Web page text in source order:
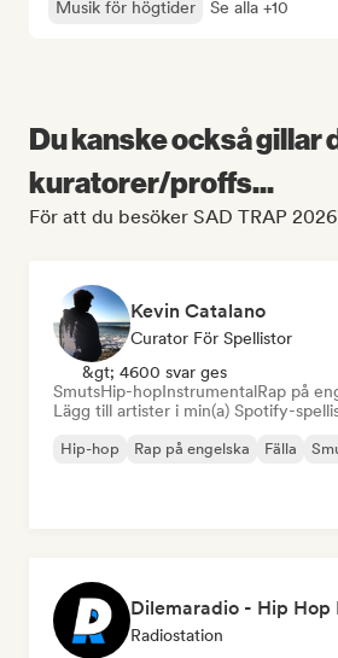
Musik för högtider Se alla +10
Du kanske också gillar
kuratorer/proffs...
För att du besöker SAD TRAP
Kevin Catalano
Curator För Spellistor
&gt; 4600 svar ges
SmutsHip-hopInstrumentalRap på
Lägg till artister i min(a) Spotify-
Hip-hop Rap på engelska Fälla
Dilemaradio - Hip Hop
Radiostation